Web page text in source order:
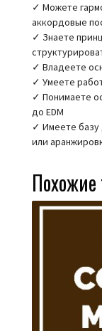
✓ Можете
аккордовые
✓ Знаете
✓ Владеете
✓ Умеете
✓ Понимаете
до EDM
✓ Имеете базу
или
Похожие